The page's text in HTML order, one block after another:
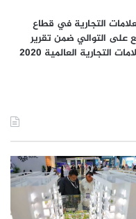
التجارية في قطاع
على التوالي ضمن تقرير
التجارية العالمية 2020